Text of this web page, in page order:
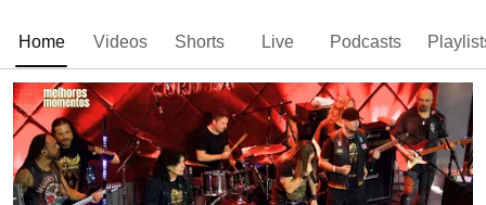
Home Videos Shorts Live Podcasts